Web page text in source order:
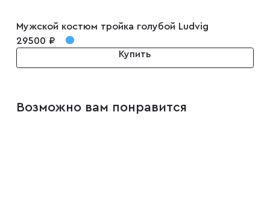
Мужской костюм тройка голубой Ludvig
29500 ₽
Купить
Возможно вам понравится